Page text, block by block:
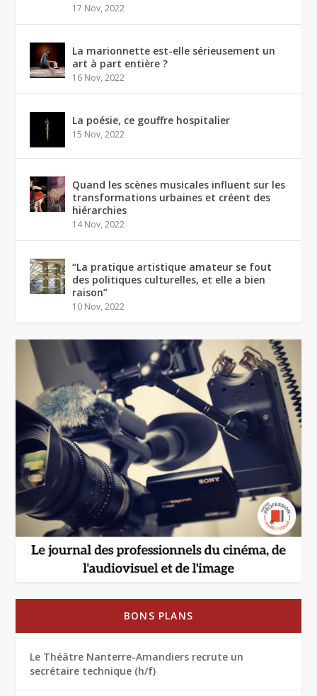
17 Nov, 2022
La marionnette est-elle sérieusement un
art à part entière ?
16 Nov, 2022
La poésie, ce gouffre hospitalier
15 Nov, 2022
Quand les scènes musicales influent sur les
transformations urbaines et créent des
hiérarchies
14 Nov, 2022
“La pratique artistique amateur se fout
des politiques culturelles, et elle a bien
raison”
10 Nov, 2022
BONS PLANS
Le Théâtre Nanterre-Amandiers recrute un
secrétaire technique (h/f)